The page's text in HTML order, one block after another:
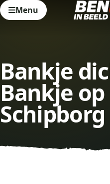
Menu
Bankje
Bankje
Schipborg